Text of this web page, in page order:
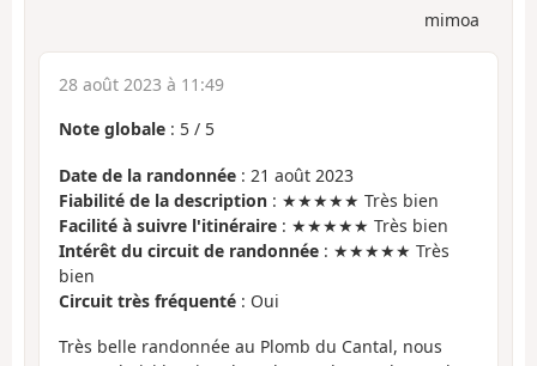
mimoa
28 août 2023 à 11:49
Note globale : 5 / 5
Date de la randonnée : 21 août 2023
Fiabilité de la description : ★★★★★ Très bien
Facilité à suivre l'itinéraire : ★★★★★ Très bien
Intérêt du circuit de randonnée : ★★★★★ Très
bien
Circuit très fréquenté : Oui
Très belle randonnée au Plomb du Cantal, nous